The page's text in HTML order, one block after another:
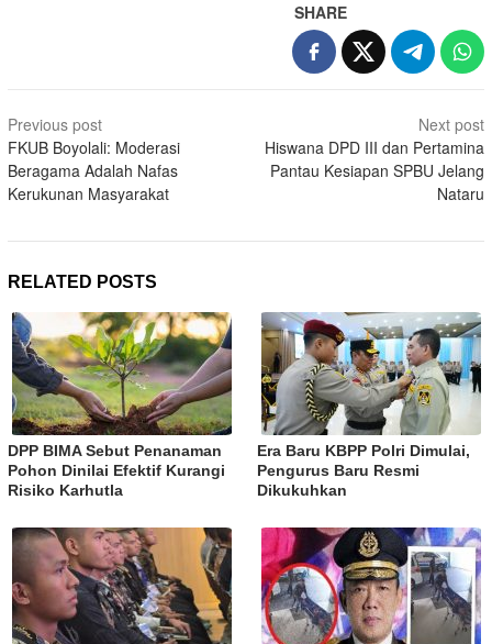
SHARE
Post
navigation
Previous post
FKUB Boyolali: Moderasi
Beragama Adalah Nafas
Kerukunan Masyarakat
Next post
Hiswana DPD III dan Pertamina
Pantau Kesiapan SPBU Jelang
Nataru
RELATED POSTS
DPP BIMA Sebut Penanaman
Pohon Dinilai Efektif Kurangi
Risiko Karhutla
Era Baru KBPP Polri Dimulai,
Pengurus Baru Resmi
Dikukuhkan